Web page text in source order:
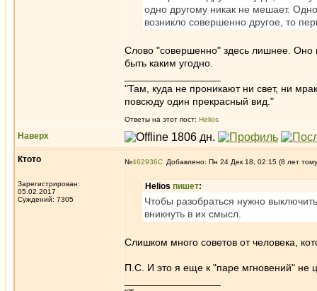
одно другому никак не мешает.
возникло совершенно другое, то
Слово "совершенно" здесь лишнее. Оно
быть каким угодно.
"Там, куда не проникают ни свет, ни
повсюду один прекрасный вид."
Ответы на этот пост: Helios
Наверх
Ктото
Зарегистрирован:
05.02.2017
Суждений: 7305
№462936 Добавлено: Пн 24 Дек 18, 02:15 (8 лет
Helios пишет:
Чтобы разобраться нужно
вникнуть в их смысл.
Слишком много советов от человека,
П.С. И это я еще к "паре мгновений" не